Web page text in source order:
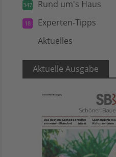
347 Rund um's Haus
18 Experten-Tipps
Aktuelles
Aktuelle Ausgabe